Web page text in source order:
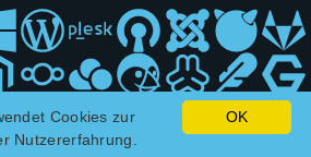
mit(KI) und ❤ von menkiSys OK
Cookies zur
Nutzererfahrung.